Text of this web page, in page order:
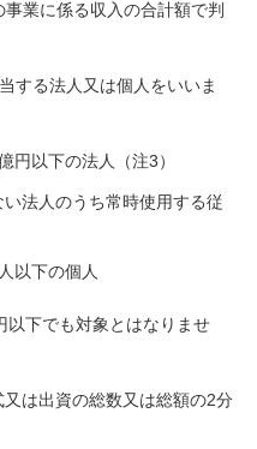
業に係る収入の合計額で判
する法人又は個人をいいま
円以下の法人（注3）
法人のうち常時使用する従
以下の個人
以下でも対象とはなりませ
は出資の総数又は総額の2分